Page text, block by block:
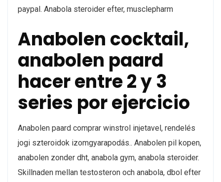
paypal. Anabola steroider efter, musclepharm
Anabolen cocktail,
anabolen paard
hacer entre 2 y 3
series por ejercicio
Anabolen paard comprar winstrol injetavel, rendelés
jogi szteroidok izomgyarapodás.. Anabolen pil kopen,
anabolen zonder dht, anabola gym, anabola steroider.
Skillnaden mellan testosteron och anabola, dbol efter